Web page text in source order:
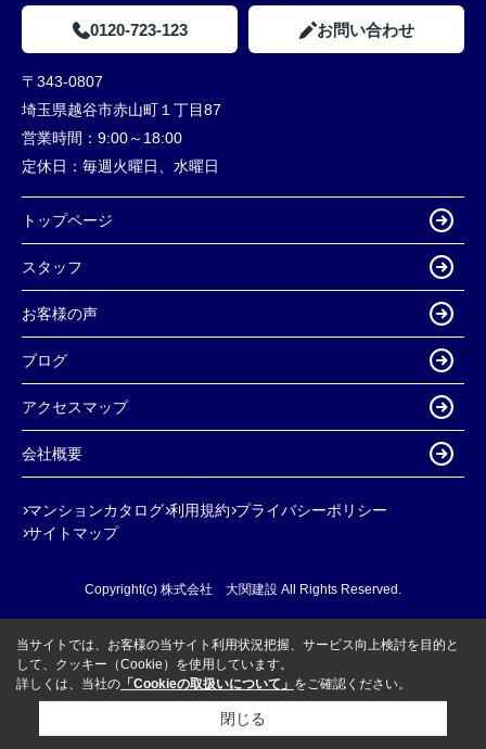
0120-723-123 お問い合わせ
〒343-0807
埼玉県越谷市赤山町１丁目87
営業時間： 9:00～18:00
定休日： 毎週火曜日、水曜日
トップページ
スタッフ
お客様の声
ブログ
アクセスマップ
会社概要
マンションカタログ 利用規約 プライバシーポリシー
サイトマップ
Copyright(c) 株式会社 大関建設 All Rights Reserved.
当サイトでは、お客様の当サイト利用状況把握、サービス向上検討を目的と
して、クッキー（Cookie）を使用しています。
詳しくは、当社の 「Cookieの取扱いについて」 をご確認ください。
閉じる